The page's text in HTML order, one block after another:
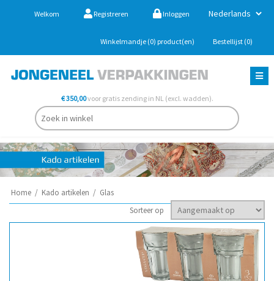
Welkom Registreren Inloggen
Winkelmandje (0) product(en) Bestellijst (0)
€ 350,00voor gratis zending in NL (excl. wadden).
Home / Kado artikelen / Glas
Sorteer op